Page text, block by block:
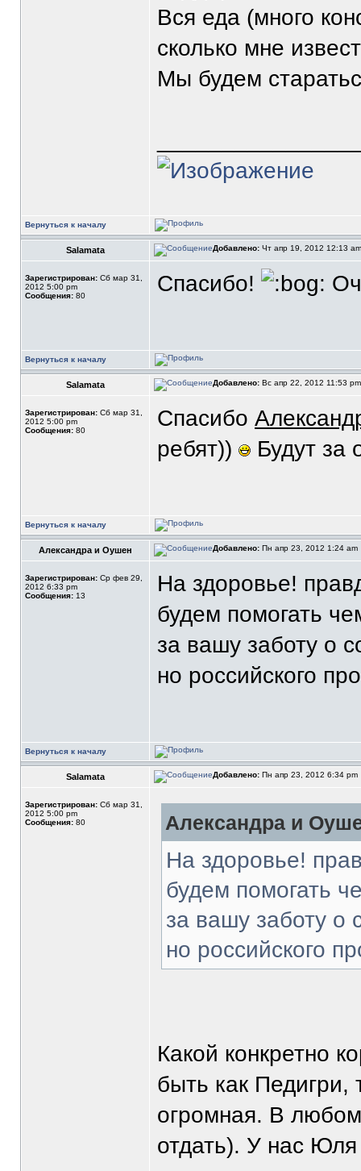
Вся еда (много
сколько мне
Мы будем
Вернуться к началу
Salamata Добавлено: Чт апр 19, 2012 12:13
Зарегистрирован: Сб мар 31,
2012 5:00 pm
Сообщения: 80 Спасибо!
Вернуться к началу
Salamata Добавлено: Вс апр 22, 2012 11:53
Зарегистрирован: Сб мар 31,
2012 5:00 pm
Сообщения: 80 Спасибо
ребят))
Будут за
Вернуться к началу
Александра и Оушен Добавлено: Пн апр 23, 2012 1:24 am
Зарегистрирован: Ср фев 29,
2012 6:33 pm
Сообщения: 13
На здоровье!
будем помогать
за вашу заботу о
но российского
Вернуться к началу
Salamata Добавлено: Пн апр 23, 2012 6:34 pm
Зарегистрирован: Сб мар 31,
2012 5:00 pm
Сообщения: 80 Александра и
На здоровье!
будем помогать
за вашу заботу о
но российского
Какой конкретно
быть как Педигри,
огромная. В
отдать). У нас